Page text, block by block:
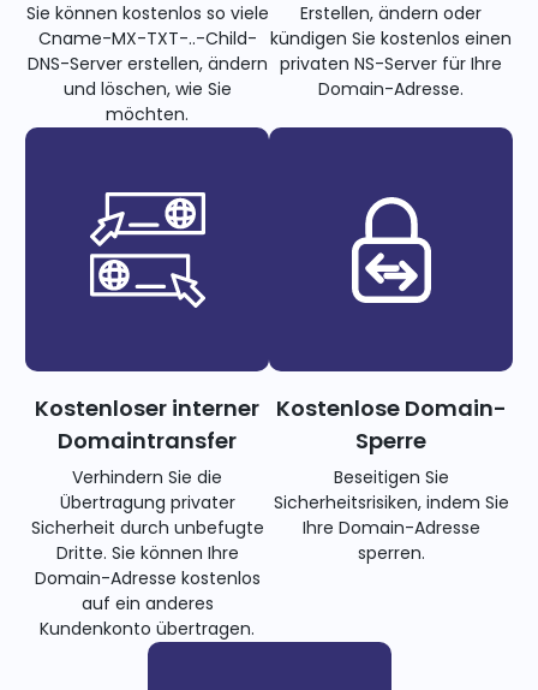
Sie können kostenlos so viele
Cname-MX-TXT-..-Child-
DNS-Server erstellen, ändern
und löschen, wie Sie
möchten.
Erstellen, ändern oder
kündigen Sie kostenlos einen
privaten NS-Server für Ihre
Domain-Adresse.
Kostenloser interner
Domaintransfer
Verhindern Sie die
Übertragung privater
Sicherheit durch unbefugte
Dritte. Sie können Ihre
Domain-Adresse kostenlos
auf ein anderes
Kundenkonto übertragen.
Kostenlose Domain-
Sperre
Beseitigen Sie
Sicherheitsrisiken, indem Sie
Ihre Domain-Adresse
sperren.